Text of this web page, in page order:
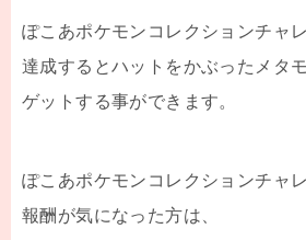
ぽこあポケモンコレクションチャ
達成するとハットをかぶったメタ
ゲットする事ができます。
ぽこあポケモンコレクションチャ
報酬が気になった方は、